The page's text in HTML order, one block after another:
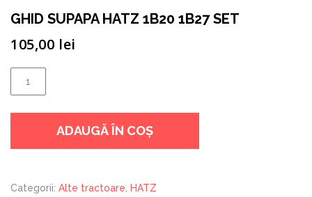
GHID SUPAPA HATZ 1B20 1B27 SET
105,00 lei
Cantitate
GHID
SUPAPA
1B20
SET
ADAUGĂ ÎN COȘ
Categorii: Alte tractoare, HATZ